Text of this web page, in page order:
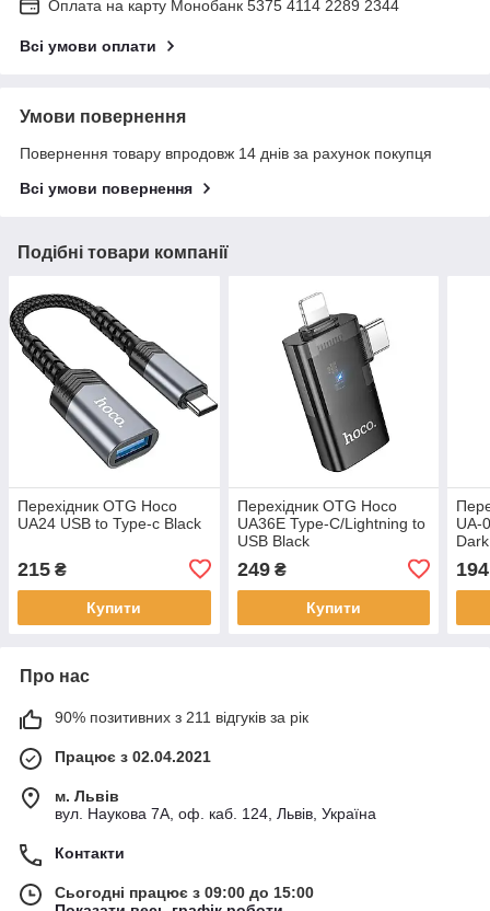
Оплата на карту Монобанк 5375 4114 2289 2344
Всі умови оплати
Умови повернення
Повернення товару впродовж 14 днів за рахунок покупця
Всі умови повернення
Подібні товари компанії
Перехідник OTG Hoco
UA24 USB to Type-c Black
215 ₴
Купити
Перехідник OTG Hoco
UA36E Type-C/Lightning to
USB Black
249₴
Купити
UA-
194
Про нас
90% позитивних з 211 відгуків за рік
Працює з 02.04.2021
м. Львів
вул. Наукова 7А, оф. каб. 124, Львів, Україна
Контакти
Сьогодні працює з 09:00 до 15:00